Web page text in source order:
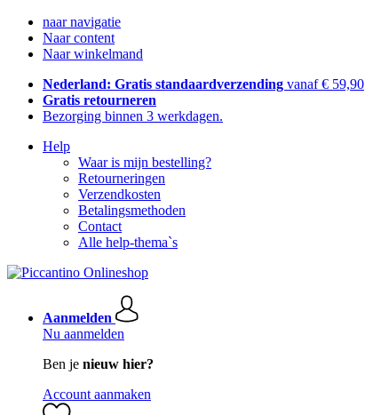
naar navigatie
Naar content
Naar winkelmand
Nederland: Gratis standaardverzending vanaf € 59,90
Gratis retourneren
Bezorging binnen 3 werkdagen.
Help
Waar is mijn bestelling?
Retourneringen
Verzendkosten
Betalingsmethoden
Contact
Alle help-thema`s
Aanmelden
Nu aanmelden
Ben je nieuw hier?
Account aanmaken